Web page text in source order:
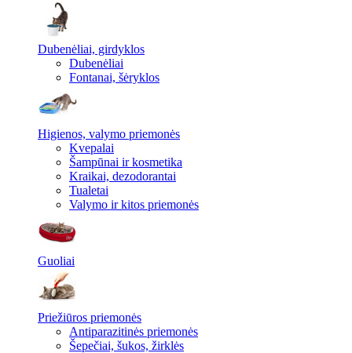
Dubenėliai, girdyklos
Dubenėliai
Fontanai, šėryklos
Higienos, valymo priemonės
Kvepalai
Šampūnai ir kosmetika
Kraikai, dezodorantai
Tualetai
Valymo ir kitos priemonės
Guoliai
Priežiūros priemonės
Antiparazitinės priemonės
Šepečiai, šukos, žirklės